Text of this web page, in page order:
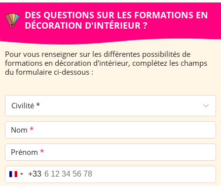
DES QUESTIONS SUR LES FORMATIONS EN
DÉCORATION D'INTÉRIEUR ?
Pour vous renseigner sur les différentes possibilités de
formations en décoration d'intérieur, complétez les champs
du formulaire ci-dessous :
Civilité *
Nom *
Prénom *
Téléphone *
+33